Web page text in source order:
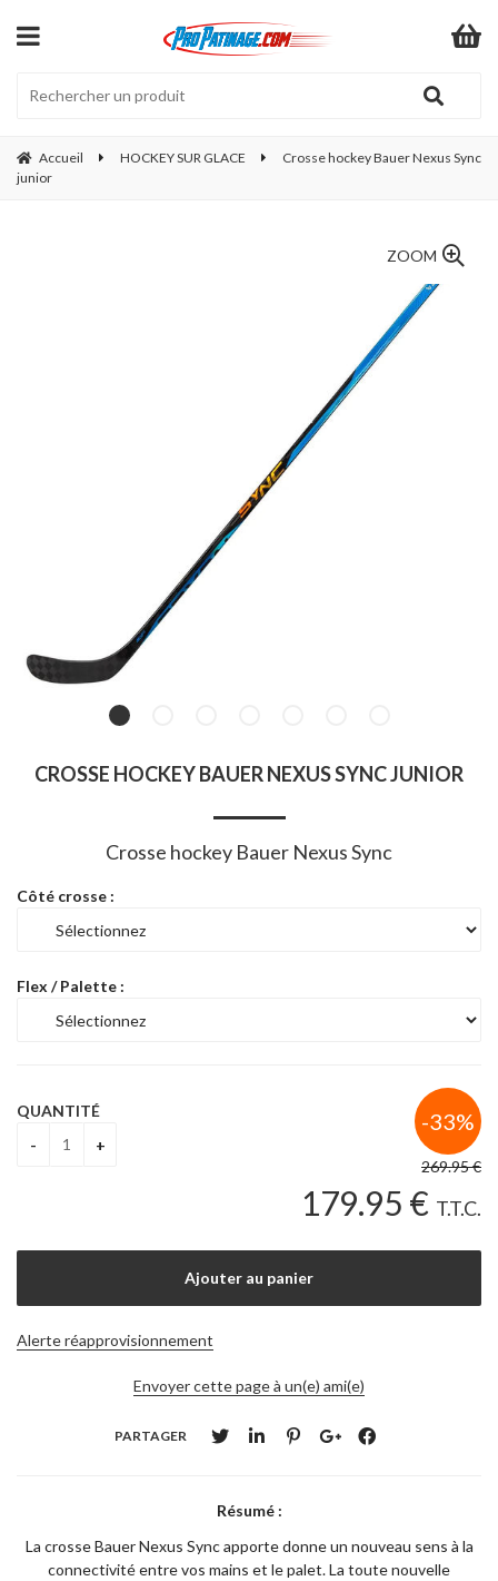
Accueil HOCKEY SUR GLACE
Crosse hockey Bauer Nexus Sync
junior
ZOOM
CROSSE HOCKEY BAUER NEXUS SYNC JUNIOR
Crosse hockey Bauer Nexus Sync
Côté crosse :
Flex / Palette :
269.95€
179.95 € T.T.C.
QUANTITÉ
Alerte réapprovisionnement
Envoyer cette page à un(e) ami(e)
PARTAGER
Résumé :
La crosse Bauer Nexus Sync apporte donne un nouveau sens à la
connectivité entre vos mains et le palet. La toute nouvelle